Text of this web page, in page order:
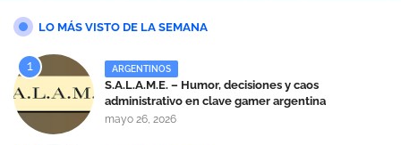
LO MÁS VISTO DE LA SEMANA
ARGENTINOS
S.A.L.A.M.E. – Humor, decisiones y caos
administrativo en clave gamer argentina
mayo 26, 2026